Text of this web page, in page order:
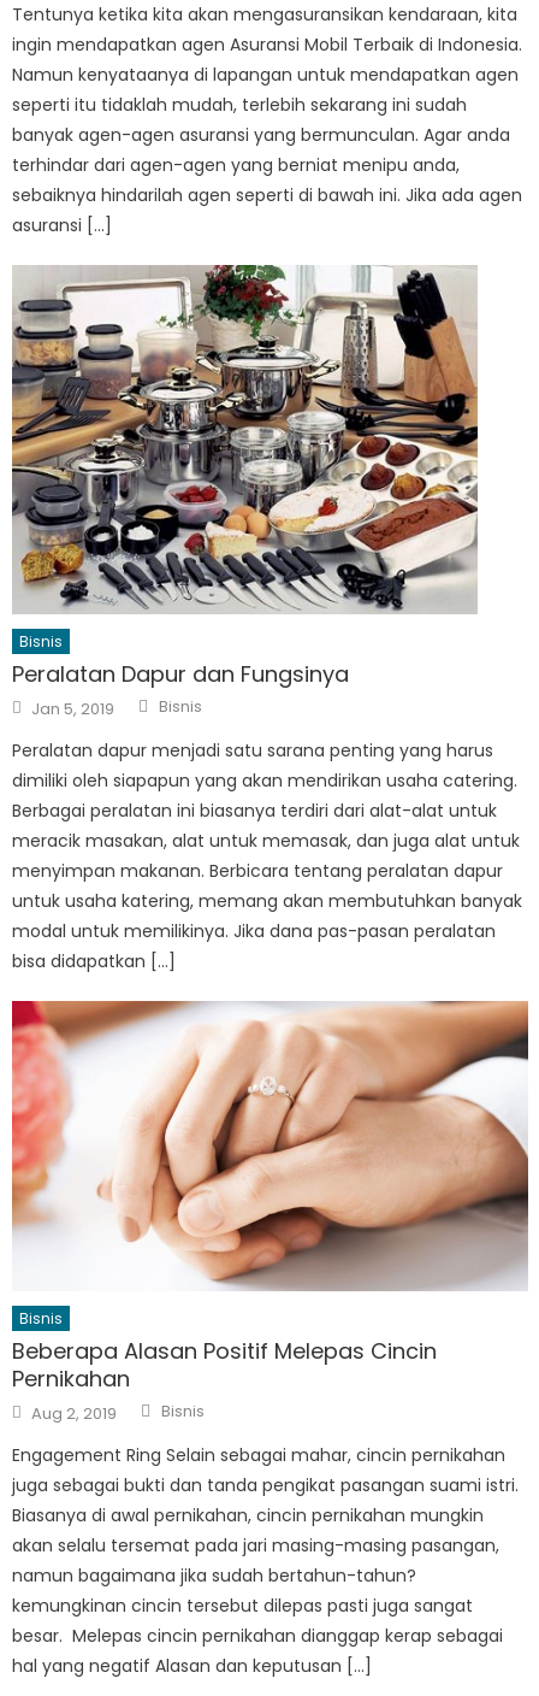
Tentunya ketika kita akan mengasuransikan kendaraan, kita
ingin mendapatkan agen Asuransi Mobil Terbaik di Indonesia.
Namun kenyataanya di lapangan untuk mendapatkan agen
seperti itu tidaklah mudah, terlebih sekarang ini sudah
banyak agen-agen asuransi yang bermunculan. Agar anda
terhindar dari agen-agen yang berniat menipu anda,
sebaiknya hindarilah agen seperti di bawah ini. Jika ada agen
asuransi […]
Bisnis
Peralatan Dapur dan Fungsinya
Posted
on
Jan 5, 2019 Author
Bisnis
Peralatan dapur menjadi satu sarana penting yang harus
dimiliki oleh siapapun yang akan mendirikan usaha catering.
Berbagai peralatan ini biasanya terdiri dari alat-alat untuk
meracik masakan, alat untuk memasak, dan juga alat untuk
menyimpan makanan. Berbicara tentang peralatan dapur
untuk usaha katering, memang akan membutuhkan banyak
modal untuk memilikinya. Jika dana pas-pasan peralatan
bisa didapatkan […]
Bisnis
Beberapa Alasan Positif Melepas Cincin
Pernikahan
Posted
on
Aug 2, 2019 Author
Bisnis
Engagement Ring Selain sebagai mahar, cincin pernikahan
juga sebagai bukti dan tanda pengikat pasangan suami istri.
Biasanya di awal pernikahan, cincin pernikahan mungkin
akan selalu tersemat pada jari masing-masing pasangan,
namun bagaimana jika sudah bertahun-tahun?
kemungkinan cincin tersebut dilepas pasti juga sangat
besar. Melepas cincin pernikahan dianggap kerap sebagai
hal yang negatif Alasan dan keputusan […]